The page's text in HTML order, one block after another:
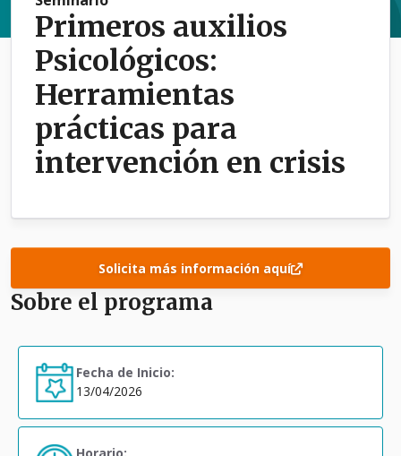
Primeros auxilios
Psicológicos:
Herramientas
prácticas para
intervención en crisis
Solicita más información aquí
Sobre el programa
Fecha de Inicio:
13/04/2026